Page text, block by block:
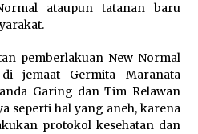
PCOS yang Efektif untuk
2026
ataupun tatanan baru
pemberlakuan New Normal
jemaat Germita Maranata
Garing dan Tim Relawan
seperti hal yang aneh, karena
protokol kesehatan dan